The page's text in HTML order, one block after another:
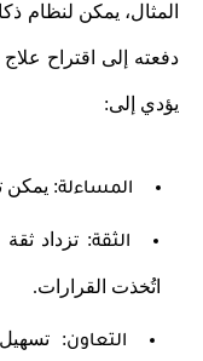
المثال، يمكن لنظام
دفعته إلى اقتراح
يؤدي إلى:
المساءلة: يمكن
الثقة: تزداد
اتُخذت القرارات.
التعاون: تسهيل